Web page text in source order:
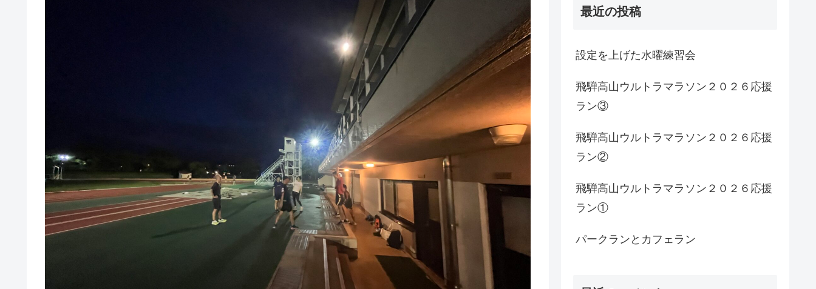
最近の投稿
設定を上げた水曜練習会
飛騨高山ウルトラマラソン２０２６応援
ラン③
飛騨高山ウルトラマラソン２０２６応援
ラン②
飛騨高山ウルトラマラソン２０２６応援
ラン①
パークランとカフェラン